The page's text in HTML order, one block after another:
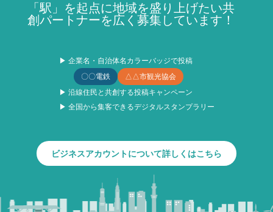
「駅」を起点に地域を盛り上げたい共
創パートナーを広く募集しています！
▶ 企業名・自治体名カラーバッジで投稿
〇〇電鉄
△△市観光協会
▶ 沿線住民と共創する投稿キャンペーン
▶ 全国から集客できるデジタルスタンプラリー
ビジネスアカウントについて詳しくはこちら